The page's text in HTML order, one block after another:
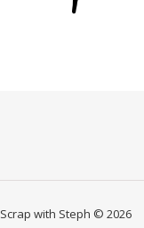
Scrap with Steph © 2026